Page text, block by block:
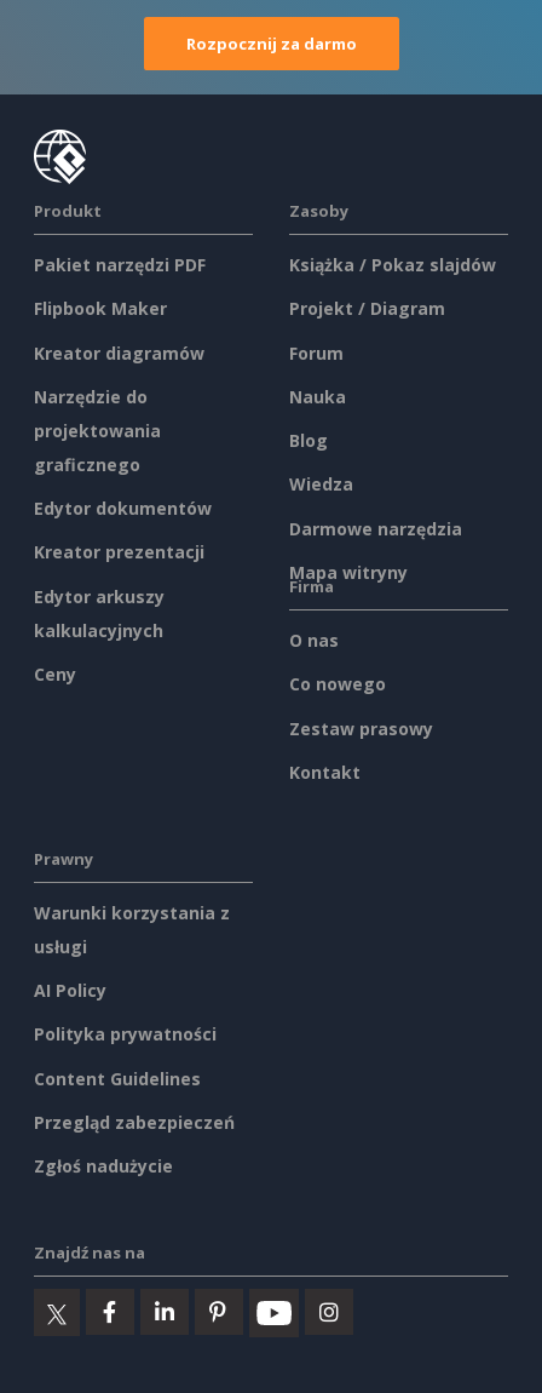
Rozpocznij za darmo
Produkt
Pakiet narzędzi PDF
Flipbook Maker
Kreator diagramów
Narzędzie do
projektowania
graficznego
Edytor dokumentów
Kreator prezentacji
Edytor arkuszy
kalkulacyjnych
Ceny
Zasoby
Książka / Pokaz slajdów
Projekt / Diagram
Forum
Nauka
Blog
Wiedza
Darmowe narzędzia
Mapa witryny
Firma
O nas
Co nowego
Zestaw prasowy
Kontakt
Prawny
Warunki korzystania z
usługi
AI Policy
Polityka prywatności
Content Guidelines
Przegląd zabezpieczeń
Zgłoś nadużycie
Znajdź nas na